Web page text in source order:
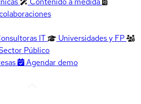
IT
Universidades y FP
Público
Agendar demo